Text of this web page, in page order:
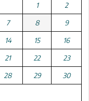
1 2
7 8 9
14 15 16
21 22 23
28 29 30